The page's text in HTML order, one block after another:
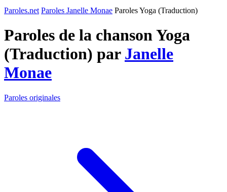
Paroles.net Paroles Janelle Monae Paroles Yoga (Traduction)
Paroles de la chanson Yoga
(Traduction) par Janelle
Monae
Paroles originales